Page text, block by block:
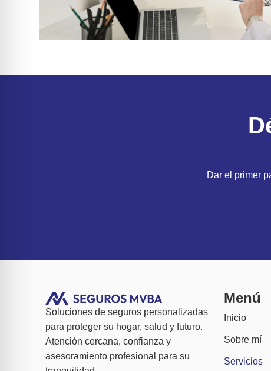
Dar el primer
Soluciones de seguros personalizadas
para proteger su hogar, salud y futuro.
Atención cercana, confianza y
asesoramiento profesional para su
Menú
Inicio
Sobre mí
Servicios